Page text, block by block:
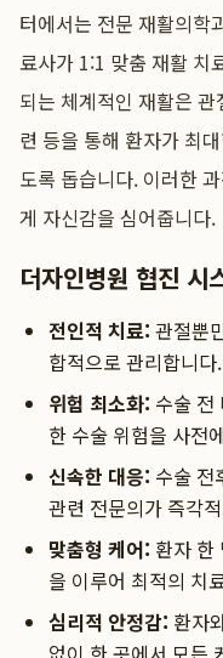
터에서는 전문 재활의학
료사가 1:1 맞춤 재활 치
되는 체계적인 재활은
련 등을 통해 환자가 최
도록 돕습니다. 이러한
게 자신감을 심어줍니다.
더자인병원 협진 시
전인적 치료: 관절뿐
합적으로 관리합니다.
위험 최소화: 수술 전
한 수술 위험을 사전
신속한 대응: 수술 전
관련 전문의가 즉각
맞춤형 케어: 환자 한
을 이루어 최적의 치
심리적 안정감: 환자